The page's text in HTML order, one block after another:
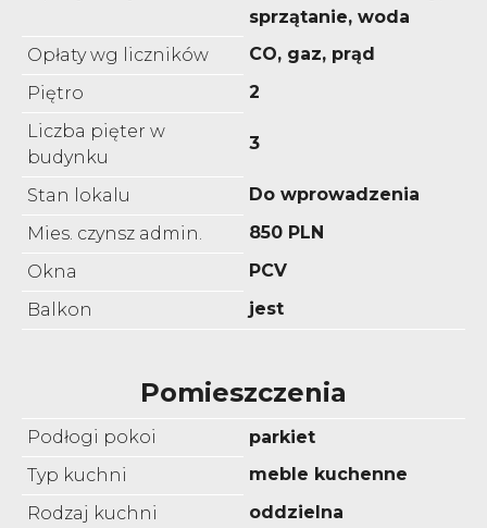
sprzątanie, woda
Opłaty wg liczników
CO, gaz, prąd
Piętro
2
Liczba pięter w
budynku
3
Stan lokalu
Do wprowadzenia
Mies. czynsz admin.
850 PLN
Okna
PCV
Balkon
jest
Pomieszczenia
Podłogi pokoi
parkiet
Typ kuchni
meble kuchenne
Rodzaj kuchni
oddzielna